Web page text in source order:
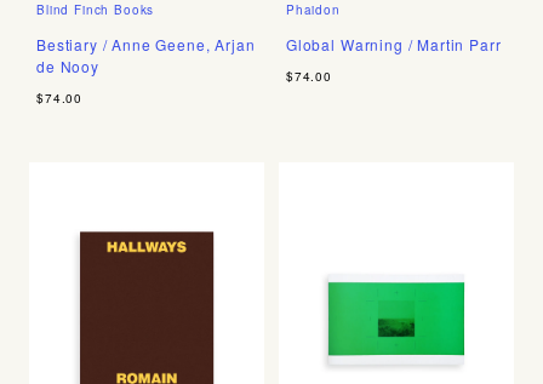
Blind Finch Books
Bestiary / Anne Geene, Arjan
de Nooy
$74.00
Phaidon
Global Warning / Martin Parr
$74.00